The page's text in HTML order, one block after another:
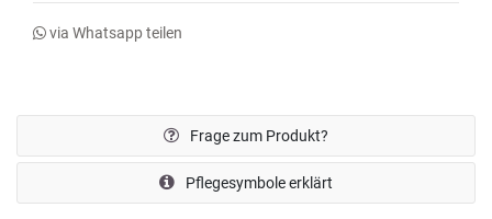
via Whatsapp teilen
Frage zum Produkt?
Pflegesymbole erklärt